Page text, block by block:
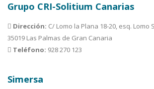
Grupo CRI-Solitium Canarias
Dirección: C/ Lomo la Plana 18-20, esq. Lomo
35019 Las Palmas de Gran Canaria
Teléfono: 928 270 123
Simersa